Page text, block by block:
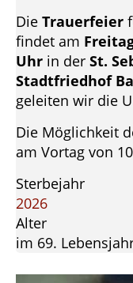
Die Trauerfeier
findet am
Uhr in der St.
Stadtfriedhof
geleiten wir die
Die Möglichkeit
am Vortag von
Sterbejahr
2026
Alter
im 69.